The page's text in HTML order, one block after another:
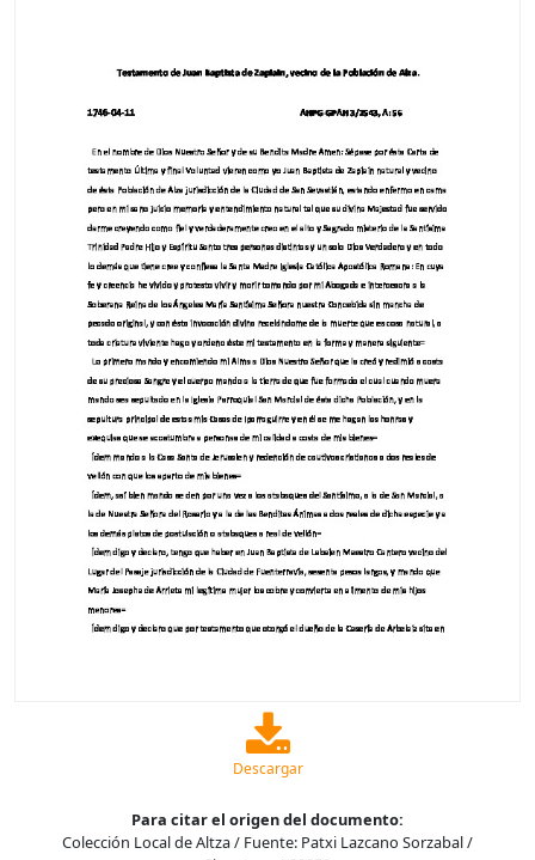
Descargar
Para citar el origen del documento:
Colección Local de Altza / Fuente: Patxi Lazcano Sorzabal /